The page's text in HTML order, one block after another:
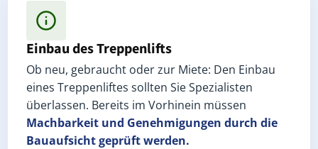
Einbau des Treppenlifts
Ob neu, gebraucht oder zur Miete: Den Einbau
eines Treppenliftes sollten Sie Spezialisten
überlassen. Bereits im Vorhinein müssen
Machbarkeit und Genehmigungen durch die
Bauaufsicht geprüft werden.